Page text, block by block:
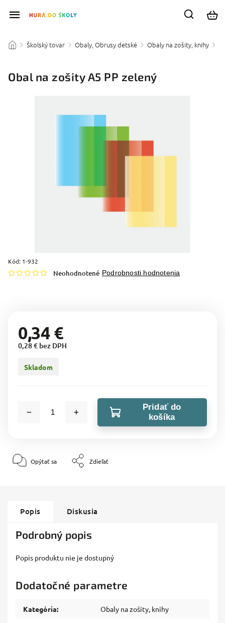
/ Školský tovar / Obaly, Obrusy detské / Obaly na zošity, knihy /
Obal na zošity A5 PP zelený
Kód: 1-932
Neohodnotené Podrobnosti hodnotenia
0,34 €
0,28 € bez DPH
Skladom
Pridať do
košíka
Opýtať sa Zdieľať
Popis Diskusia
Podrobný popis
Popis produktu nie je dostupný
Dodatočné parametre
Kategória: Obaly na zošity, knihy